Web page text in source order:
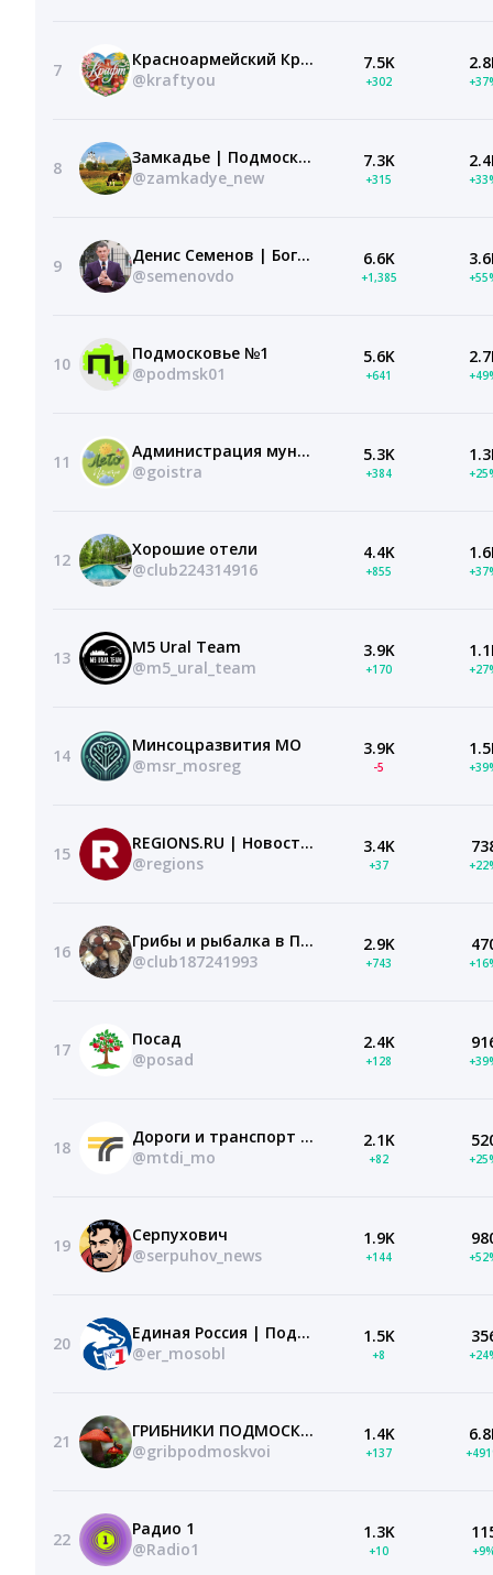
7
Красноармейский Крафт
@kraftyou
7.5K
+302
8
Замкадье | Подмосковье | Мытищи
@zamkadye_new
7.3K
+315
9
Денис Семенов | Богородский г.о.
@semenovdo
6.6K
+1,385
10
Подмосковье №1
@podmsk01
5.6K
+641
11
Администрация муниципального округа Истра
@goistra
5.3K
+384
12
Хорошие отели
@club224314916
4.4K
+855
13
M5 Ural Team
@m5_ural_team
3.9K
+170
14
Минсоцразвития МО
@msr_mosreg
3.9K
-5
15
REGIONS.RU | Новости Подмосковья
@regions
3.4K
+37
16
Грибы и рыбалка в Подмосковье
@club187241993
2.9K
+743
17
Посад
@posad
2.4K
+128
18
Дороги и транспорт МО
@mtdi_mo
2.1K
+82
19
Серпухович
@serpuhov_news
1.9K
+144
20
Единая Россия | Подмосковье
@er_mosobl
1.5K
+8
21
ГРИБНИКИ ПОДМОСКОВЬЯ
@gribpodmoskvoi
1.4K
+137
22
Радио 1
@Radio1
1.3K
+10